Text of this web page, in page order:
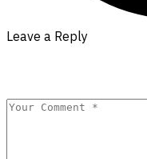
Leave a Reply